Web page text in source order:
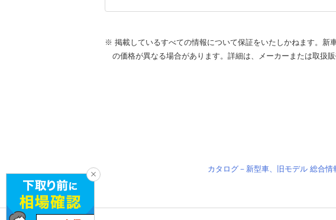
※ 掲載しているすべての情報について保証をいたしかねます。新
の価格が異なる場合があります。詳細は、メーカーまたは取扱
カタログ－新型車、旧モデル 総合情